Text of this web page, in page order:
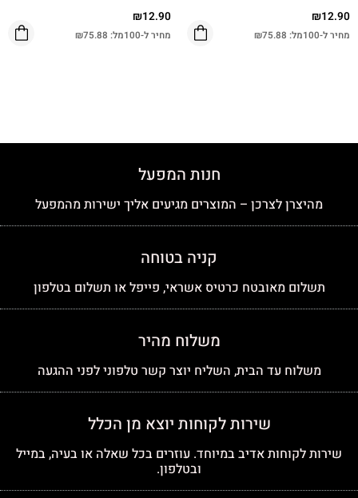
₪12.90
מחיר ל-100מל: ₪75.88
₪12.90
מחיר ל-100מל: ₪75.88
חנות המפעל
מהיצרן לצרכן – המוצרים מגיעים אליך ישירות מהמפעל
קניה בטוחה
תשלום מאובטח כרטיס אשראי, פייפל או תשלום בטלפון
משלוח מהיר
משלוח עד הבית, השליח יוצר קשר טלפוני לפני ההגעה
שירות לקוחות יוצא מן הכלל
שירות לקוחות אדיב במיוחד. עוזרים בכל שאלה או בעיה, במייל
ובטלפון.